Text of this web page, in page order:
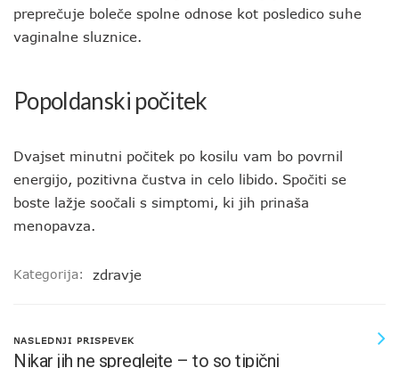
preprečuje boleče spolne odnose kot posledico suhe
vaginalne sluznice.
Popoldanski počitek
Dvajset minutni počitek po kosilu vam bo povrnil
energijo, pozitivna čustva in celo libido. Spočiti se
boste lažje soočali s simptomi, ki jih prinaša
menopavza.
Kategorija: zdravje
NASLEDNJI PRISPEVEK
Nikar jih ne spreglejte – to so tipični